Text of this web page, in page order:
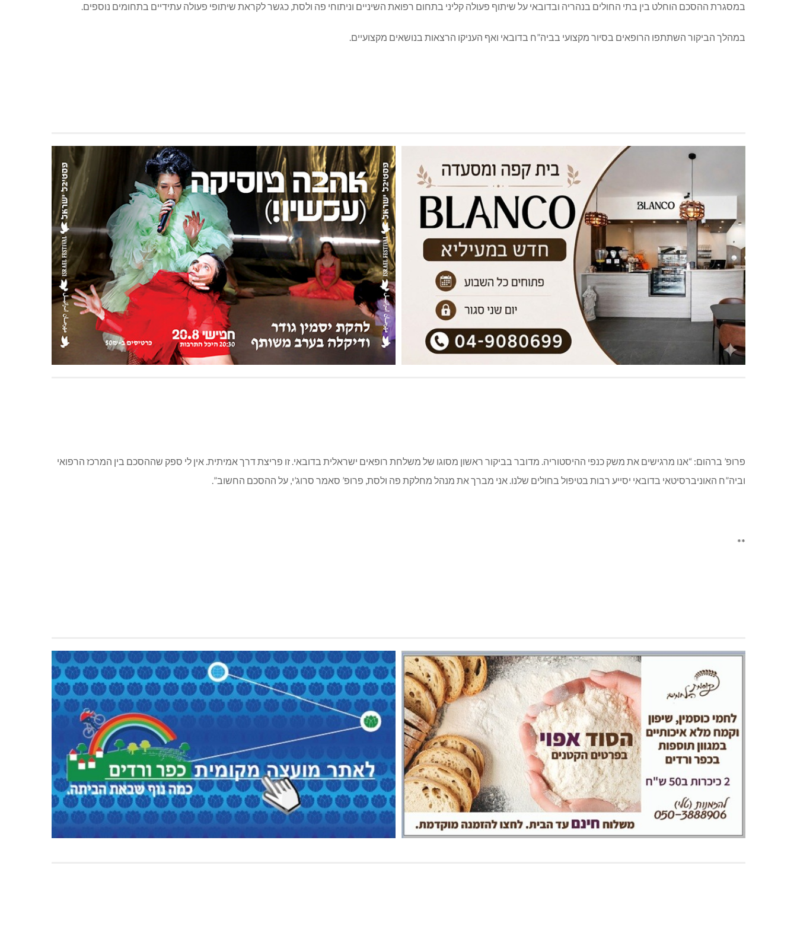
במסגרת ההסכם הוחלט בין בתי החולים בנהריה ובדובאי על שיתוף פעולה קליני בתחום רפואת השיניים וניתוחי פה ולסת, כגשר לקראת שיתופי פעולה עתידיים בתחומים נוספים.
במהלך הביקור השתתפו הרופאים בסיור מקצועי בביה”ח בדובאי ואף העניקו הרצאות בנושאים מקצועיים.
פרופ’ ברהום: “אנו מרגישים את משק כנפי ההיסטוריה. מדובר בביקור ראשון מסוגו של משלחת רופאים ישראלית בדובאי. זו פריצת דרך אמיתית. אין לי ספק שההסכם בין המרכז הרפואי
וביה”ח האוניברסיטאי בדובאי יסייע רבות בטיפול בחולים שלנו. אני מברך את מנהל מחלקת פה ולסת, פרופ’ סאמר סרוג’י, על ההסכם החשוב”.
**